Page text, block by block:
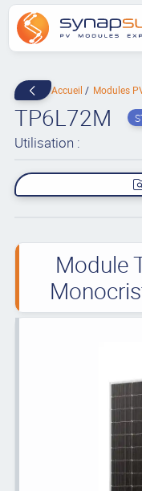
Accueil Modules
TP6L72M
Utilisation :
Module